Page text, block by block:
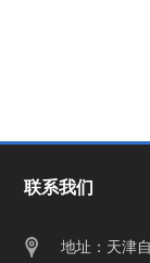
联系我们
地址：天津